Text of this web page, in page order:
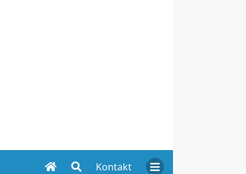
Kontakt